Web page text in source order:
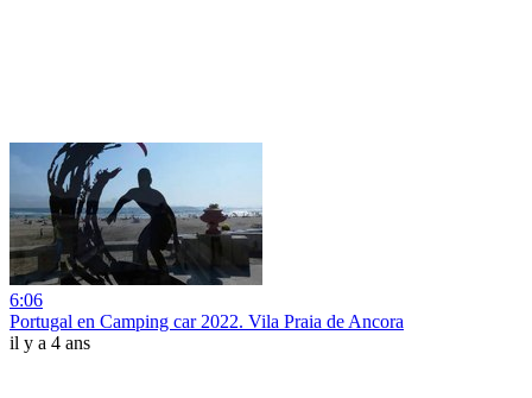
6:06
Portugal en Camping car 2022. Vila Praia de Ancora
il y a 4 ans